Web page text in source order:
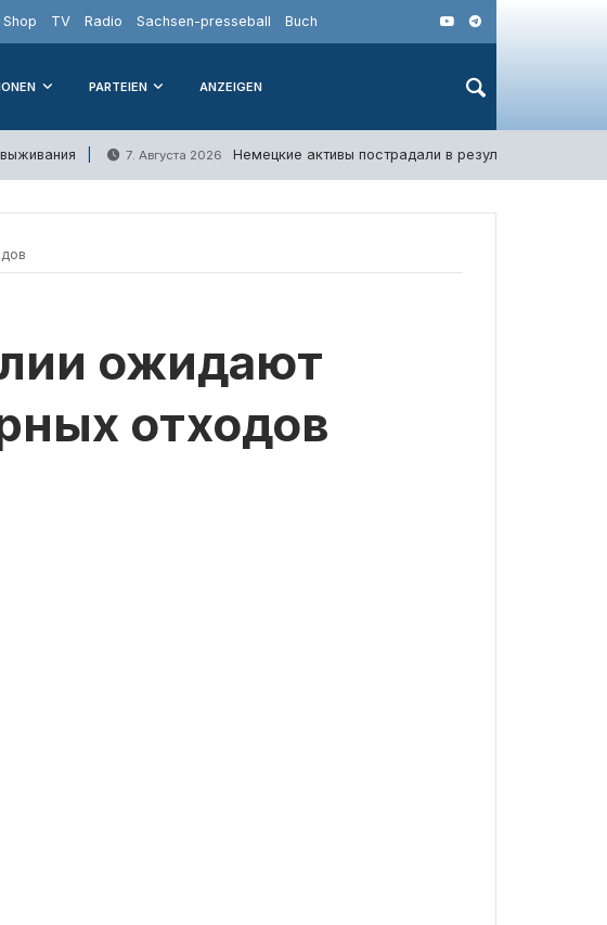
Shop TV Radio Sachsen-presseball Buch
PARTEIEN ANZEIGEN
7. Августа 2026 Немецкие активы пострадали в результате атак в
ожидают
отходов